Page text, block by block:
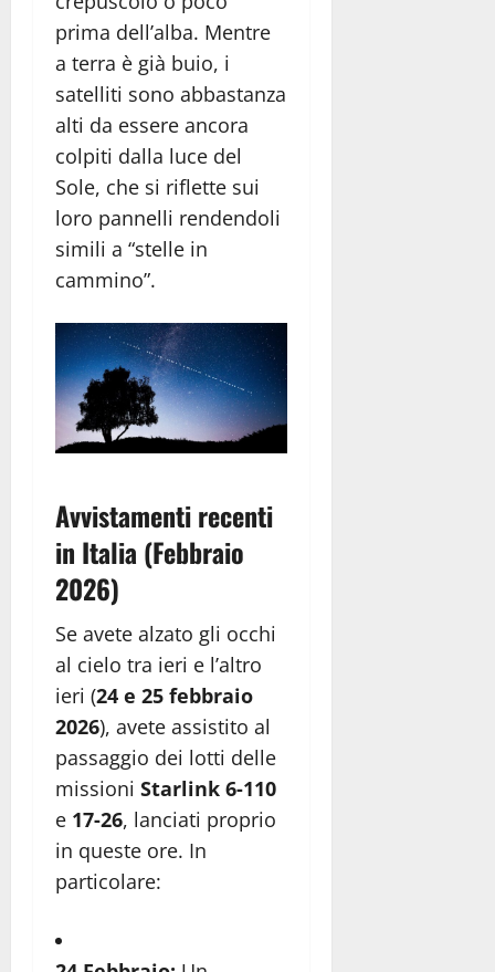
prima dell’alba. Mentre
a terra è già buio, i
satelliti sono abbastanza
alti da essere ancora
colpiti dalla luce del
Sole, che si riflette sui
loro pannelli rendendoli
simili a “stelle in
cammino”.
Avvistamenti recenti
in Italia (Febbraio
2026)
Se avete alzato gli occhi
al cielo tra ieri e l’altro
ieri (24 e 25 febbraio
2026), avete assistito al
passaggio dei lotti delle
missioni Starlink 6-110
e 17-26, lanciati proprio
in queste ore. In
particolare: